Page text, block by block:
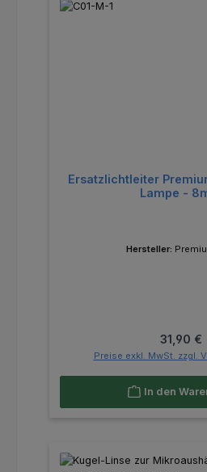
Ersatzlichtleiter
Lampe -
Hersteller:
31,90 €
Preise exkl. MwSt. zzgl.
In den